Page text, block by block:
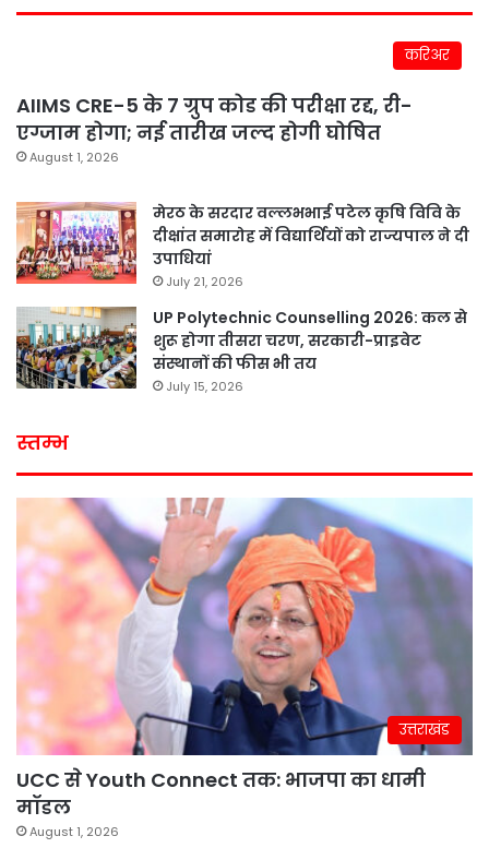
करिअर
AIIMS CRE-5 के 7 ग्रुप कोड की परीक्षा रद्द, री-
एग्जाम होगा; नई तारीख जल्द होगी घोषित
August 1, 2026
मेरठ के सरदार वल्लभभाई पटेल कृषि विवि के
दीक्षांत समारोह में विद्यार्थियों को राज्यपाल ने दी
उपाधियां
July 21, 2026
UP Polytechnic Counselling 2026: कल से
शुरू होगा तीसरा चरण, सरकारी-प्राइवेट
संस्थानों की फीस भी तय
July 15, 2026
स्तम्भ
उत्तराखंड
UCC से Youth Connect तक: भाजपा का धामी
मॉडल
August 1, 2026